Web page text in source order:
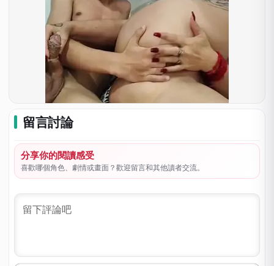
留言討論
分享你的閱讀感受
喜歡哪個角色、劇情或畫面？歡迎留言和其他讀者交流。